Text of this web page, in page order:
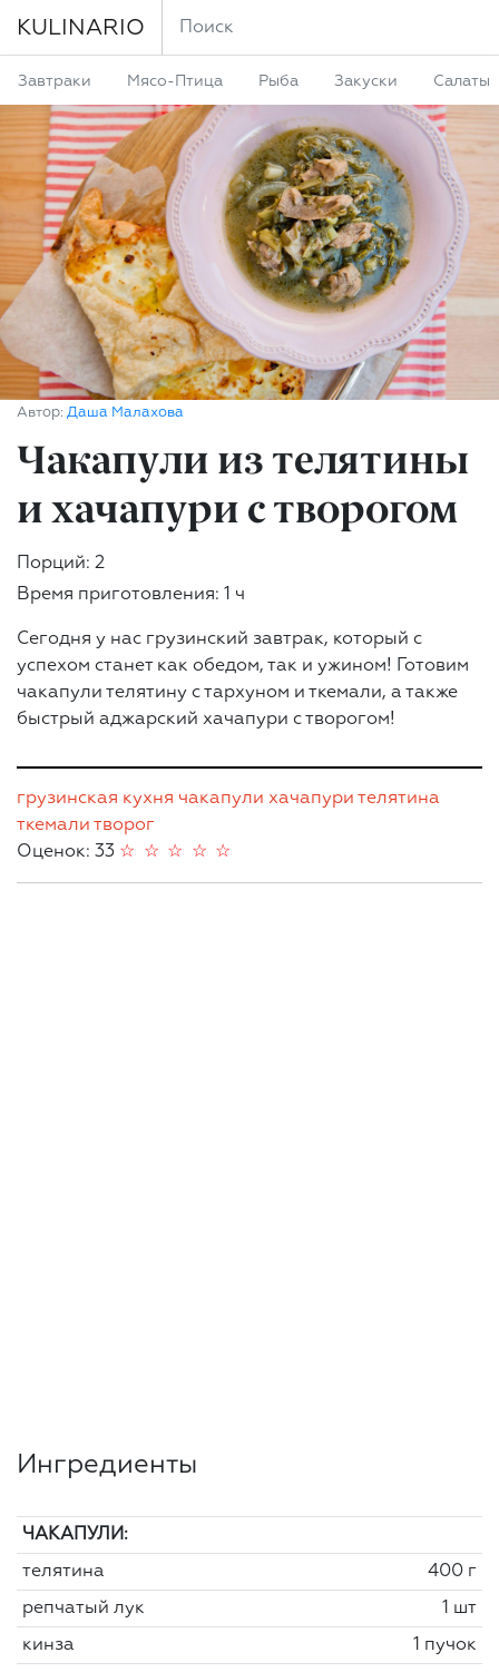
KULINARIO
Завтраки Мясо-Птица Рыба Закуски Салаты
Автор: Даша Малахова
Чакапули из телятины
и хачапури с творогом
Порций: 2
Время приготовления: 1 ч
Сегодня у нас грузинский завтрак, который с
успехом станет как обедом, так и ужином! Готовим
чакапули телятину с тархуном и ткемали, а также
быстрый аджарский хачапури с творогом!
грузинская кухня чакапули хачапури телятина
ткемали творог
Оценок: 33
☆
☆
☆
☆
☆
Ингредиенты
ЧАКАПУЛИ:
телятина 400 г
репчатый лук 1 шт
кинза 1 пучок